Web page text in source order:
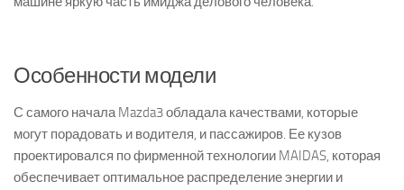
Особенности модели
С самого начала Mazda3 обладала качествами, которые
могут порадовать и водителя, и пассажиров. Ее кузов
проектировался по фирменной технологии MAIDAS, которая
обеспечивает оптимальное распределение энергии и